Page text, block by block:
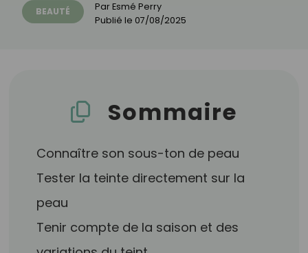
BEAUTÉ ParEsmé Perry
Publié le 07/08/2025
Sommaire
Connaître son sous-ton de peau
Tester la teinte directement sur la
peau
Tenir compte de la saison et des